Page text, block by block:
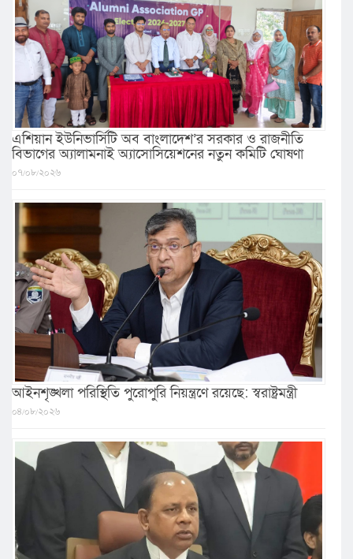
এশিয়ান ইউনিভার্সিটি অব বাংলাদেশ’র সরকার ও রাজনীতি
বিভাগের অ্যালামনাই অ্যাসোসিয়েশনের নতুন কমিটি ঘোষণা
০৭/০৮/২০২৬
আইনশৃঙ্খলা পরিস্থিতি পুরোপুরি নিয়ন্ত্রণে রয়েছে: স্বরাষ্ট্রমন্ত্রী
০৪/০৮/২০২৬